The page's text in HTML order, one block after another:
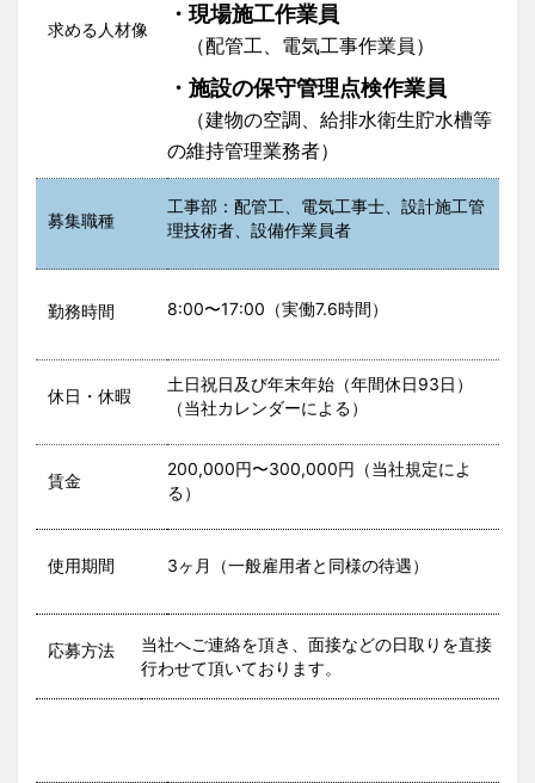
求める人材像
・現場施工作業員
（配管工、電気工事作業員）
・施設の保守管理点検作業員
（建物の空調、給排水衛生貯水槽等
の維持管理業務者）
募集職種
工事部：配管工、電気工事士、設計施工管
理技術者、設備作業員者
勤務時間 8:00〜17:00（実働7.6時間）
休日・休暇
土日祝日及び年末年始（年間休日93日）
（当社カレンダーによる）
賃金
200,000円〜300,000円（当社規定によ
る）
使用期間 3ヶ月（一般雇用者と同様の待遇）
応募方法
当社へご連絡を頂き、面接などの日取りを直接
行わせて頂いております。